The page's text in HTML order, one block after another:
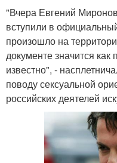
"Вчера Евгений
вступили в
произошло на
документе значится
известно", -
поводу сексуальной
российских деятелей